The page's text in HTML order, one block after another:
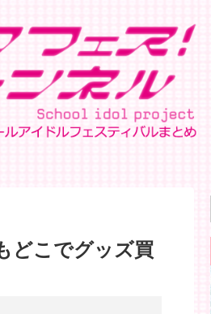
どこでグッズ買